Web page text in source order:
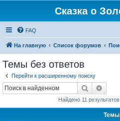
Сказка о
FAQ
На главную Список форумов
Темы без ответов
Перейти к расширенному поиску
Поиск
Найдено 11
Темы